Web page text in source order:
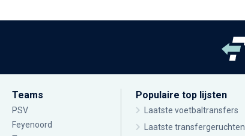
Teams
PSV
Feyenoord
Populaire top lijsten
Laatste voetbaltransfers
Laatste transfergeruchten